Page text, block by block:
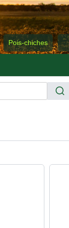
Pois-chiches